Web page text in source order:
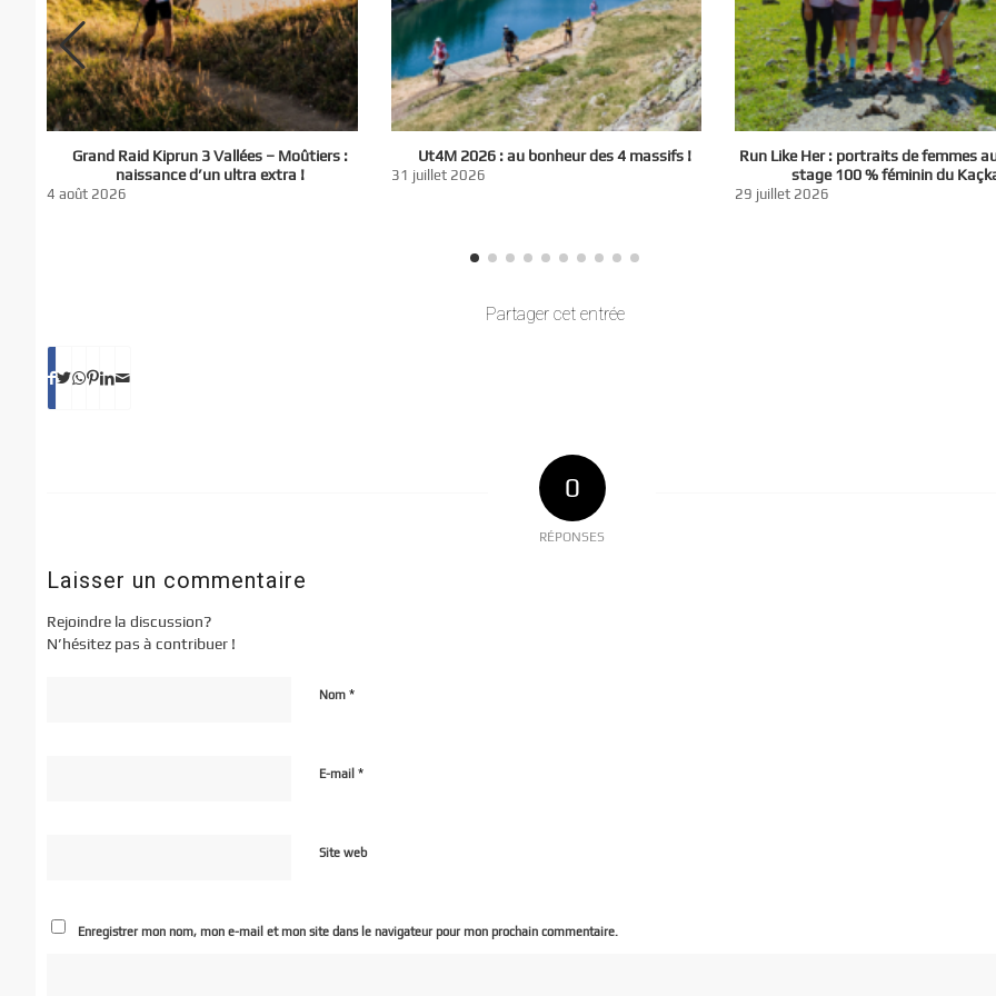
Grand Raid Kiprun 3 Vallées – Moûtiers :
naissance d’un ultra extra !
4 août 2026
Ut4M 2026 : au bonheur des 4 massifs !
31 juillet 2026
Run Like Her : portraits de femmes
stage 100 % féminin du
29 juillet 2026
Partager cet entrée
0
RÉPONSES
Laisser un commentaire
Rejoindre la discussion?
N’hésitez pas à contribuer !
Nom *
E-mail *
Site web
Enregistrer mon nom, mon e-mail et mon site dans le navigateur pour mon prochain commentaire.